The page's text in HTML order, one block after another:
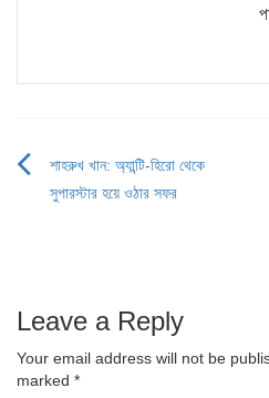
Post
শাহরুখ খান: অ্যান্টি-হিরো থেকে
সুপারস্টার হয়ে ওঠার সফর
Leave a Reply
Your email address will not be
marked *